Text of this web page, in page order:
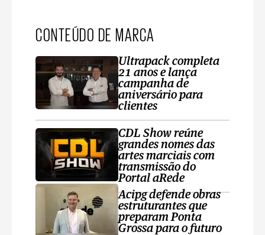
CONTEÚDO DE MARCA
Ultrapack completa
21 anos e lança
campanha de
aniversário para
clientes
CDL Show reúne
grandes nomes das
artes marciais com
transmissão do
Portal aRede
Acipg defende obras
estruturantes que
preparam Ponta
Grossa para o futuro